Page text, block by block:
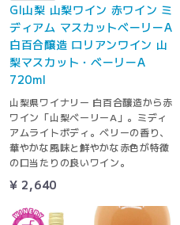
GI山梨 山梨ワイン 赤ワイン ミ
ディアム マスカットベーリーA
白百合醸造 ロリアンワイン 山
梨マスカット・ベーリーA
720ml
山梨県ワイナリー 白百合醸造から赤
ワイン「山梨ベーリーA」。ミディ
アムライトボディ。ベリーの香り、
華やかな風味と鮮やかな赤色が特徴
の口当たりの良いワイン。
¥ 2,640